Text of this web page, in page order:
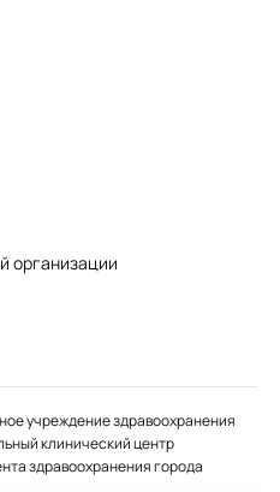
организации
учреждение здравоохранения
клинический центр
здравоохранения города